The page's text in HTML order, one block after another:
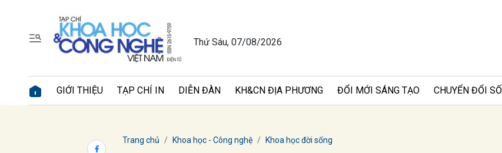
Thứ Sáu, 07/08/2026
GIỚI THIỆU TẠP CHÍ IN DIỄN ĐÀN KH&CN ĐỊA PHƯƠNG ĐỔI MỚI SÁNG TẠO CHUYỂN ĐỔI SỐ
Trang chủ Khoa học - Công nghệ Khoa học đời sống